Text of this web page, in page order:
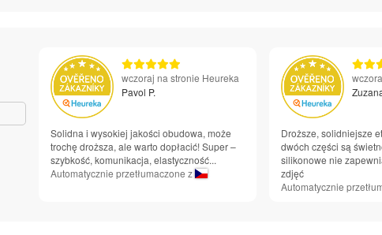
wczoraj na stronie Heureka
Pavol P.
Solidna i wysokiej jakości obudowa, może
trochę droższa, ale warto dopłacić! Super –
szybkość, komunikacja, elastyczność...
Automatycznie przetłumaczone z
Droższe, solidniejsze
dwóch części są
silikonowe nie
zdjęć
Automatycznie